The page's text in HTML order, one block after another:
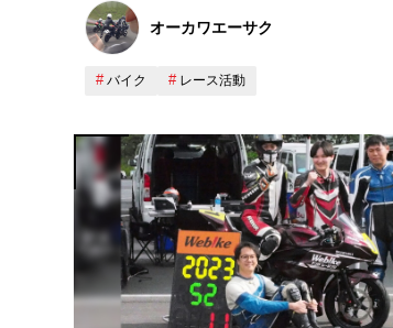
オーカワエーサク
バイク レース活動